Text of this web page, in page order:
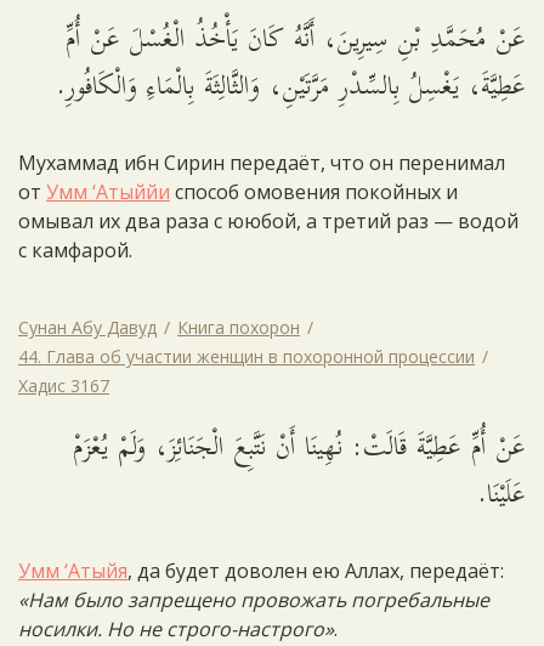
عَنْ مُحَمَّدِ بْنِ سِيرِينَ، أَنَّهُ كَانَ يَأْخُذُ الْغُسْلَ عَنْ أُمِّ
عَطِيَّةَ، يَغْسِلُ بِالسِّدْرِ مَرَّتَيْنِ، وَالثَّالِثَةَ بِالْمَاءِ وَالْكَافُورِ.
Мухаммад ибн Сирин передаёт, что он перенимал
от Умм ‘Атыййи способ омовения покойных и
омывал их два раза с ююбой, а третий раз — водой
с камфарой.
Сунан Абу Давуд
Книга похорон
44. Глава об участии женщин в похоронной процессии
Хадис 3167
عَنْ أُمِّ عَطِيَّةَ قَالَتْ: نُهِينَا أَنْ نَتَّبِعَ الْجَنَائِزَ، وَلَمْ يُعْزَمْ
عَلَيْنَا.
Умм ‘Атыйя, да будет доволен ею Аллах, передаёт:
«Нам было запрещено провожать погребальные
носилки. Но не строго-настрого».